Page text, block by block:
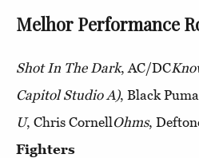
Melhor Performance
Shot In The Dark, AC/DC
Capitol Studio A), Black
U, Chris CornellOhms,
Fighters